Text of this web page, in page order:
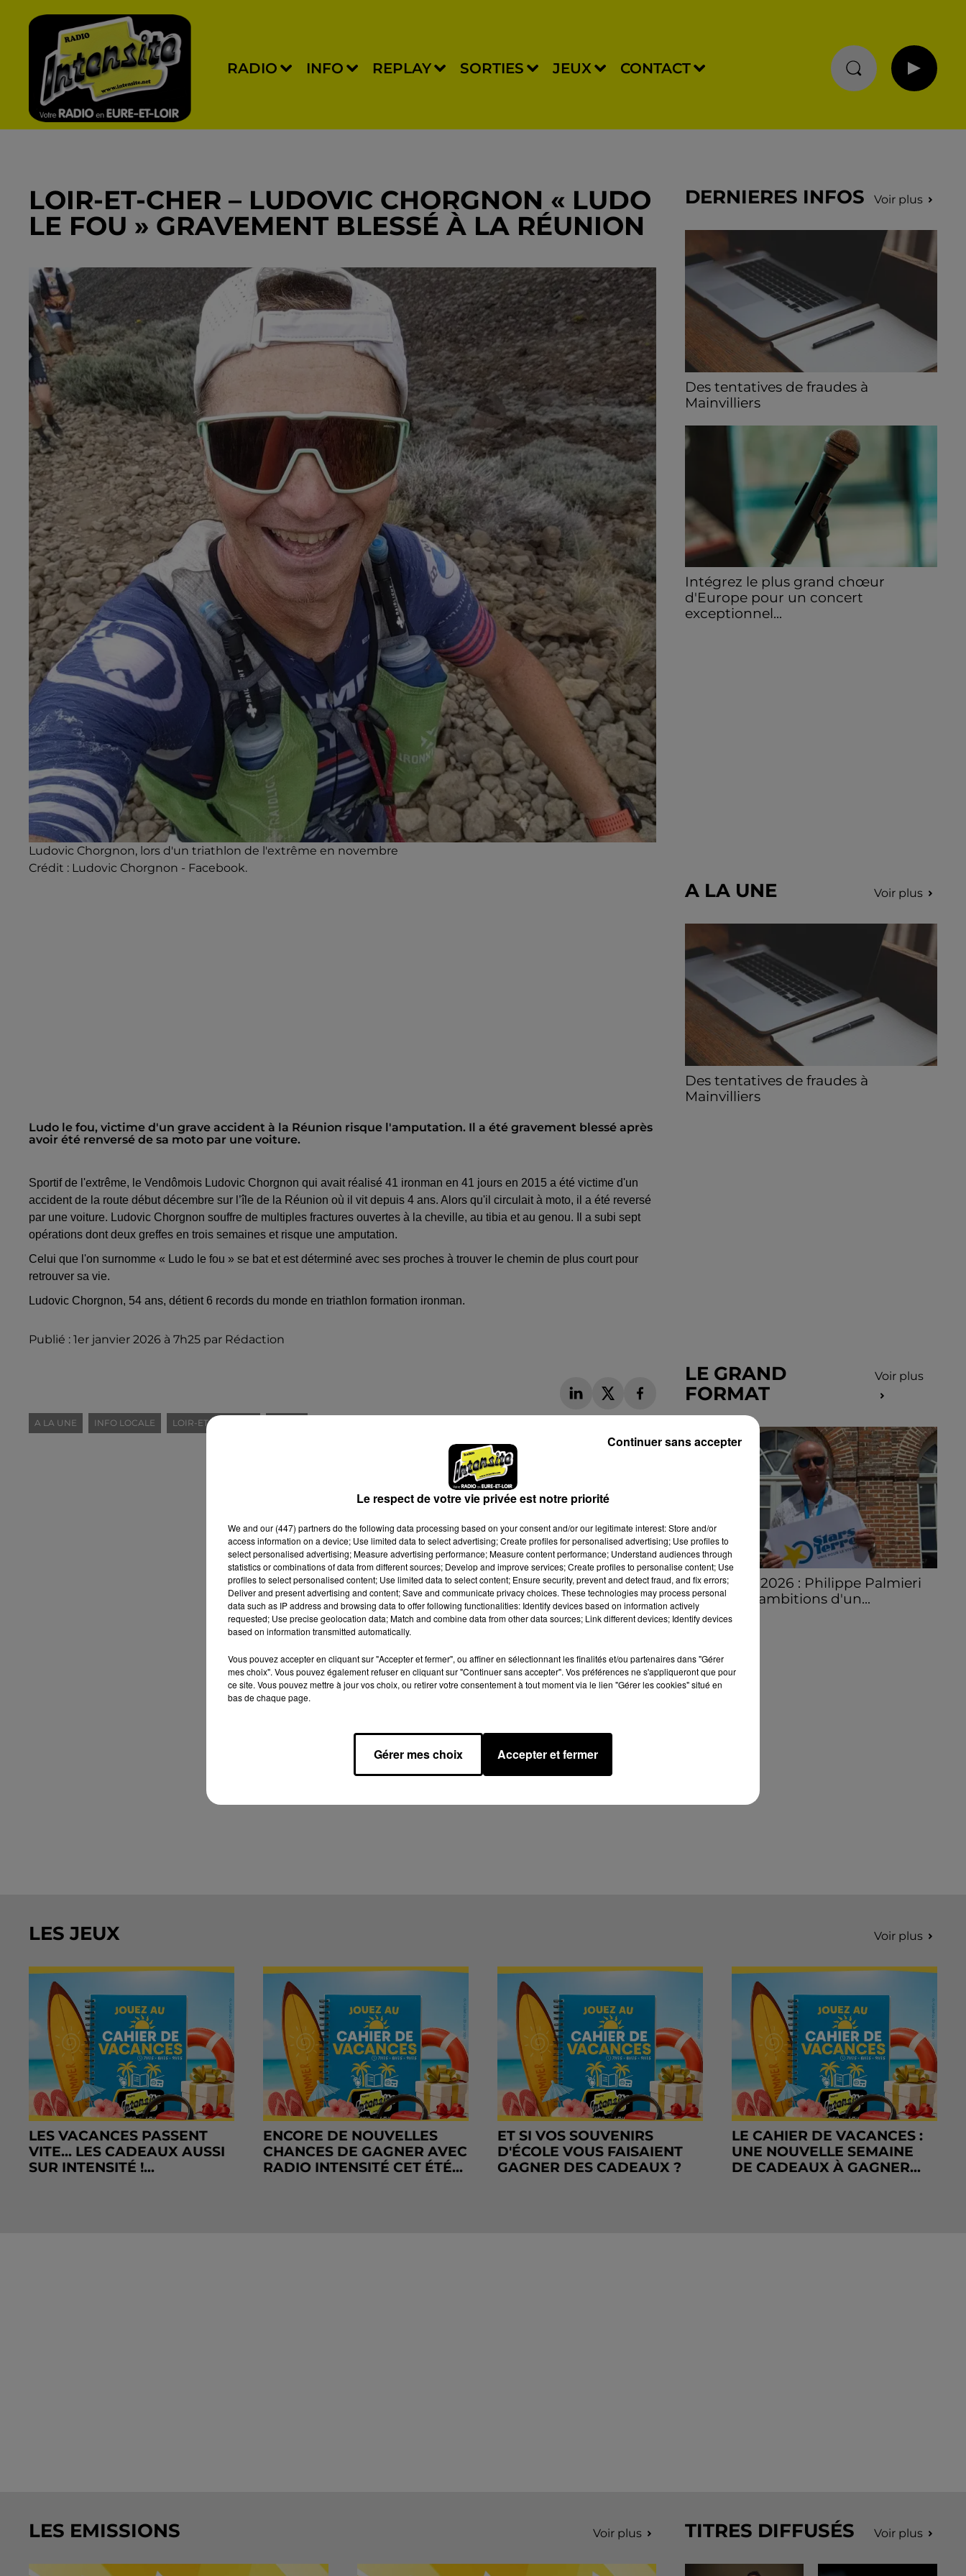
RADIO INFO REPLAY SORTIES JEUX CONTACT
LOIR-ET-CHER – LUDOVIC CHORGNON « LUDO
LE FOU » GRAVEMENT BLESSÉ À LA RÉUNION
Ludovic Chorgnon, lors d'un triathlon de l'extrême en novembre
Crédit : Ludovic Chorgnon - Facebook.
Ludo le fou, victime d'un grave accident à la Réunion risque l'amputation. Il a été gravement blessé après
avoir été renversé de sa moto par une voiture.
Sportif de l'extrême, le Vendômois Ludovic Chorgnon qui avait réalisé 41 ironman en 41 jours en 2015 a été victime d'un
accident de la route début décembre sur l’île de la Réunion où il vit depuis 4 ans. Alors qu'il circulait à moto, il a été reversé
par une voiture. Ludovic Chorgnon souffre de multiples fractures ouvertes à la cheville, au tibia et au genou. Il a subi sept
opérations dont deux greffes en trois semaines et risque une amputation.
Celui que l'on surnomme « Ludo le fou » se bat et est déterminé avec ses proches à trouver le chemin de plus court pour
retrouver sa vie.
Ludovic Chorgnon, 54 ans, détient 6 records du monde en triathlon formation ironman.
Publié : 1er janvier 2026 à 7h25 par Rédaction
A LA UNE INFO LOCALE LOIR-ET-CHER (41)
DERNIERES INFOS Voir plus
Des tentatives de fraudes à
Mainvilliers
voler vos informations personnelles.
Intégrez le plus grand chœur
d'Europe pour un concert
exceptionnel...
A LA UNE Voir plus
Des tentatives de fraudes à
Mainvilliers
LE GRAND
FORMAT
Voir plus
Stars'Terre 2026 : Philippe Palmieri
dévoile les ambitions d'un...
À quelques semaines de la première
Philippe Palmieri, président...
LES JEUX Voir plus
LES VACANCES PASSENT
VITE... LES CADEAUX AUSSI
SUR INTENSITÉ !...
ENCORE DE NOUVELLES
CHANCES DE GAGNER AVEC
RADIO INTENSITÉ CET ÉTÉ...
ET SI VOS SOUVENIRS
D'ÉCOLE VOUS FAISAIENT
GAGNER DES CADEAUX ?
LE CAHIER DE VACANCES :
UNE NOUVELLE SEMAINE
DE CADEAUX À GAGNER...
LES EMISSIONS Voir plus TITRES DIFFUSÉS Voir plus
Le respect de votre vie privée est notre priorité
We and our (447) partnersdo the following data processing based on your consent and/or our legitimate interest: Store and/or
access information on a device; Use limited data to select advertising; Create profiles for personalised advertising; Use profiles to
select personalised advertising; Measure advertising performance; Measure content performance; Understand audiences through
statistics or combinations of data from different sources; Develop and improve services; Create profiles to personalise content; Use
profiles to select personalised content; Use limited data to select content; Ensure security, prevent and detect fraud, and fix errors;
Deliver and present advertising and content; Save and communicate privacy choices. These technologies may process personal
data such as IP address and browsing data to offer following functionalities: Identify devices based on information actively
requested; Use precise geolocation data; Match and combine data from other data sources; Link different devices; Identify devices
based on information transmitted automatically.
Vous pouvez accepter en cliquant sur "Accepter et fermer", ou affiner en sélectionnant les finalités et/ou partenaires dans "Gérer
mes choix". Vous pouvez également refuser en cliquant sur "Continuer sans accepter". Vos préférences ne s'appliqueront que pour
ce site. Vous pouvez mettre à jour vos choix, ou retirer votre consentement à tout moment via le lien "Gérer les cookies" situé en
bas de chaque page.
Gérer mes choix Accepter et fermer
Continuer sans accepter